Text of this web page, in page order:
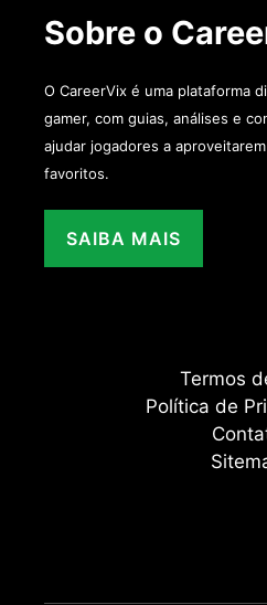
Sobre o
O CareerVix é uma plataforma
gamer, com guias, análises e
ajudar jogadores a
favoritos.
SAIBA MAIS
Termos
Política de